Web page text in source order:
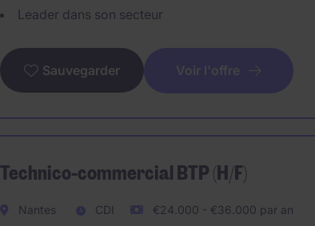
Leader dans son secteur
Sauvegarder Voir l'offre
Technico-commercial BTP (H/F)
Nantes CDI €24.000 - €36.000 par an